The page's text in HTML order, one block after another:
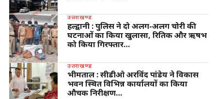
उत्तराखण्ड
हल्द्वानी : पुलिस ने दो अलग-अलग चोरी की
घटनाओं का किया खुलासा, रितिक और ऋषभ
को किया गिरफ्तार…
उत्तराखण्ड
भीमताल : सीडीओ अरविंद पांडेय ने विकास
भवन स्थित विभिन्न कार्यालयों का किया
औचक निरीक्षण…